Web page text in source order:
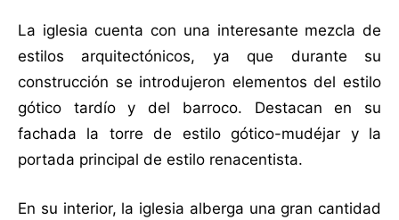
La iglesia cuenta con una interesante mezcla de
estilos arquitectónicos, ya que durante su
construcción se introdujeron elementos del estilo
gótico tardío y del barroco. Destacan en su
fachada la torre de estilo gótico-mudéjar y la
portada principal de estilo renacentista.
En su interior, la iglesia alberga una gran cantidad